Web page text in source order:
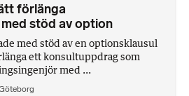
förlänga
stöd av option
med stöd av en optionsklausul
ett konsultuppdrag som
med ...